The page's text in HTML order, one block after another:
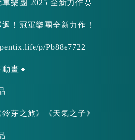
樂團 2025 全新力作🥇
！冠軍樂團全新力作！
p/Pb88e7722
畫🔸
之旅》《天氣之子》